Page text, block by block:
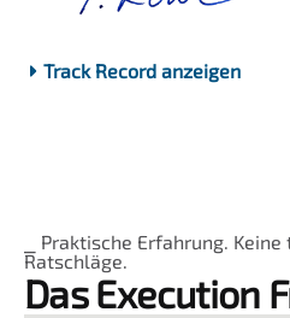
Track Record anzeigen
⎯ Praktische Erfahrung.
Ratschläge.
Das Execution